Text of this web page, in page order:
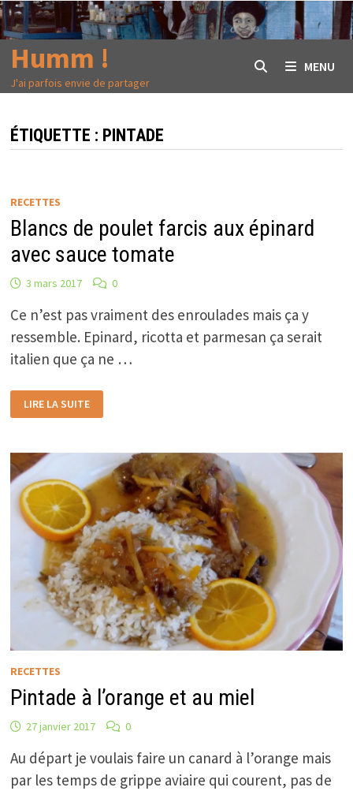
Passer
au
contenu
Humm !
J'ai parfois envie de partager
MENU
ÉTIQUETTE : PINTADE
RECETTES
Blancs de poulet farcis aux épinard
avec sauce tomate
3 mars 2017 0
Ce n’est pas vraiment des enroulades mais ça y
ressemble. Epinard, ricotta et parmesan ça serait
italien que ça ne …
DE
POULET
ÉPINARD
AVEC
SAUCE
TOMATE
LIRE LA SUITE
RECETTES
Pintade à l’orange et au miel
27 janvier 2017 0
Au départ je voulais faire un canard à l’orange mais
par les temps de grippe aviaire qui courent, pas de